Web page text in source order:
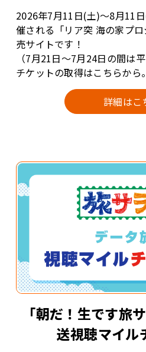
2026年7月11日(土)～8月11
催される「リア突 海の家プ
売サイトです！
（7月21日～7月24日の間は
チケットの取得はこちらから。
詳細はこ
「朝だ！生です旅
送視聴マイル